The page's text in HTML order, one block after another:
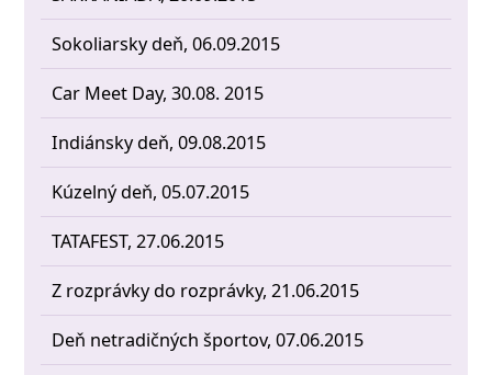
Sokoliarsky deň, 06.09.2015
Car Meet Day, 30.08. 2015
Indiánsky deň, 09.08.2015
Kúzelný deň, 05.07.2015
TATAFEST, 27.06.2015
Z rozprávky do rozprávky, 21.06.2015
Deň netradičných športov, 07.06.2015